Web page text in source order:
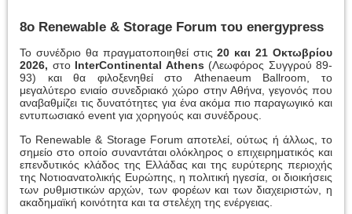
8ο Renewable & Storage Forum του energypress
Το συνέδριο θα πραγματοποιηθεί στις20 και 21 Οκτωβρίου
2026, στο InterContinental Athens (Λεωφόρος Συγγρού 89-
93) και θα φιλοξενηθεί στο Athenaeum Ballroom, το
μεγαλύτερο ενιαίο συνεδριακό χώρο στην Αθήνα, γεγονός που
αναβαθμίζει τις δυνατότητες για ένα ακόμα πιο παραγωγικό και
εντυπωσιακό event για χορηγούς και συνέδρους.
Το Renewable & Storage Forum αποτελεί, ούτως ή άλλως, το
σημείο στο οποίο συναντάται ολόκληρος ο επιχειρηματικός και
επενδυτικός κλάδος της Ελλάδας και της ευρύτερης περιοχής
της Νοτιοανατολικής Ευρώπης, η πολιτική ηγεσία, οι διοικήσεις
των ρυθμιστικών αρχών, των φορέων και των διαχειριστών, η
ακαδημαϊκή κοινότητα και τα στελέχη της ενέργειας.